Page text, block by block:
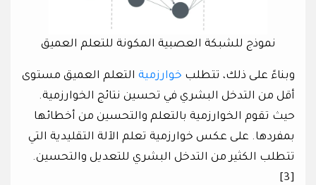
نموذج للشبكة العصبية المكونة للتعلم العميق
وبناءً على ذلك، تتطلب خوارزمية التعلم العميق مستوى
أقل من التدخل البشري في تحسين نتائج الخوارزمية.
حيث تقوم الخوارزمية بالتعلم والتحسين من أخطائها
بمفردها. على عكس خوارزمية تعلم الآلة التقليدية التي
تتطلب الكثير من التدخل البشري للتعديل والتحسين.
[3]